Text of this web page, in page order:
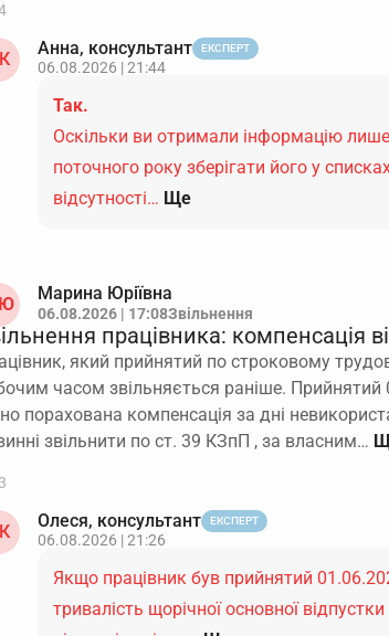
Анна, консультант ЕКСПЕРТ
06.08.2026 | 21:44
Так.
Оскільки ви отримали інформацію
поточного року зберігати його у
відсутності… Ще
Марина Юріївна
06.08.2026 | 17:08Звільнення
працівника: компенсація
який прийнятий по строковому
часом звільняється раніше. Прийнятий
порахована компенсація за дні
звільнити по ст. 39 КЗпП , за власним…
3
Олеся, консультант ЕКСПЕРТ
06.08.2026 | 21:26
Якщо працівник був прийнятий
тривалість щорічної основної